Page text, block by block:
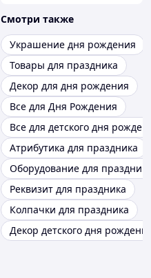
Смотри также
Украшение дня рождения
Товары для праздника
Декор для дня рождения
Все для Дня Рождения
Все для детского дня
Атрибутика для праздника
Оборудование для
Реквизит для праздника
Колпачки для праздника
Декор детского дня